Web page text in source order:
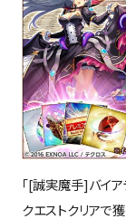
「[誠実魔手]バイ
クエストクリアで